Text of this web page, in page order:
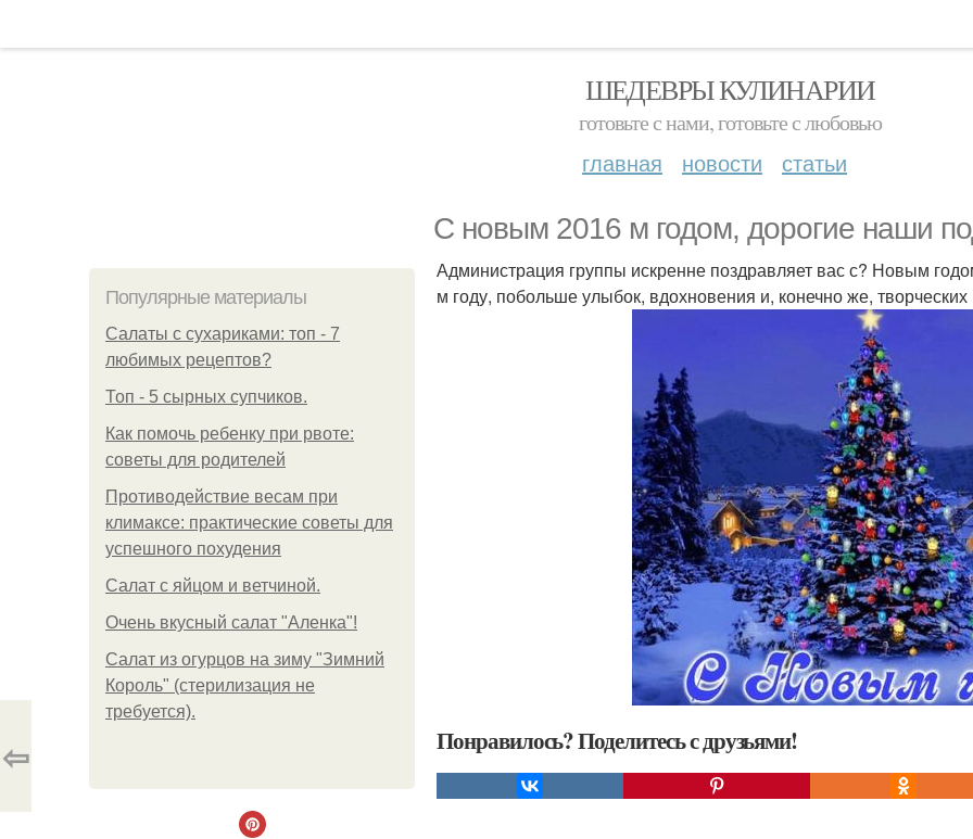
ШЕДЕВРЫ КУЛИНАРИИ
готовьте с нами, готовьте с любовью
главная новости статьи
С новым 2016 м годом, дорогие наши
Популярные материалы
Салаты с сухариками: топ - 7
любимых рецептов?
Топ - 5 сырных супчиков.
Как помочь ребенку при рвоте:
советы для родителей
Противодействие весам при
климаксе: практические советы для
успешного похудения
Салат с яйцом и ветчиной.
Очень вкусный салат "Аленка"!
Салат из огурцов на зиму "Зимний
Король" (стерилизация не
требуется).
Администрация группы искренне поздравляет вас с? Новым
м году, побольше улыбок, вдохновения и, конечно же,
Понравилось? Поделитесь с друзьями!
⇦